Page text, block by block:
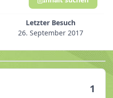
Letzter Besuch
26. September 2017
1